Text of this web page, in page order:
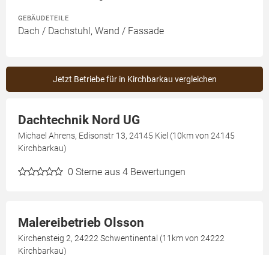
GEBÄUDETEILE
Dach / Dachstuhl, Wand / Fassade
Jetzt Betriebe für in Kirchbarkau vergleichen
Dachtechnik Nord UG
Michael Ahrens, Edisonstr 13, 24145 Kiel (10km von 24145
Kirchbarkau)
0 Sterne aus 4 Bewertungen
Malereibetrieb Olsson
Kirchensteig 2, 24222 Schwentinental (11km von 24222
Kirchbarkau)